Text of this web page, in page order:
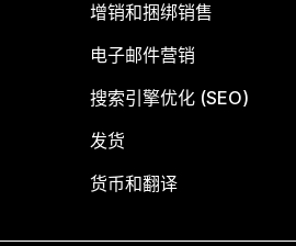
增销和捆绑销售
电子邮件营销
搜索引擎优化 (SEO)
发货
货币和翻译